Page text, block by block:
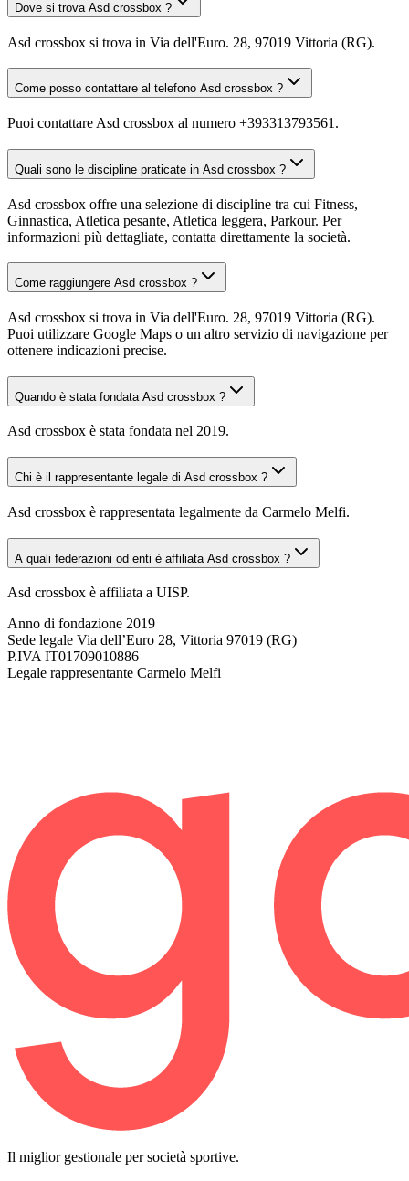
Dove si trova Asd crossbox ?
Asd crossbox si trova in Via dell'Euro. 28, 97019 Vittoria (RG).
Come posso contattare al telefono Asd crossbox ?
Puoi contattare Asd crossbox al numero +393313793561.
Quali sono le discipline praticate in Asd crossbox ?
Asd crossbox offre una selezione di discipline tra cui Fitness,
Ginnastica, Atletica pesante, Atletica leggera, Parkour. Per
informazioni più dettagliate, contatta direttamente la società.
Come raggiungere Asd crossbox ?
Asd crossbox si trova in Via dell'Euro. 28, 97019 Vittoria (RG).
Puoi utilizzare Google Maps o un altro servizio di navigazione per
ottenere indicazioni precise.
Quando è stata fondata Asd crossbox ?
Asd crossbox è stata fondata nel 2019.
Chi è il rappresentante legale di Asd crossbox ?
Asd crossbox è rappresentata legalmente da Carmelo Melfi.
A quali federazioni od enti è affiliata Asd crossbox ?
Asd crossbox è affiliata a UISP.
Anno di fondazione 2019
Sede legale Via dell’Euro 28, Vittoria 97019 (RG)
P.IVA IT01709010886
Legale rappresentante Carmelo Melfi
Il miglior gestionale per società sportive.